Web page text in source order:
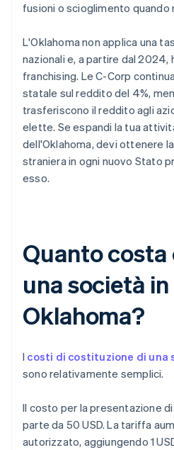
fusioni o scioglimento quando
L'Oklahoma non applica una
nazionali e, a partire dal 2024,
franchising. Le C-Corp
statale sul reddito del 4%,
trasferiscono il reddito agli
elette. Se espandi la tua
dell'Oklahoma, devi ottenere
straniera in ogni nuovo Stato
esso.
Quanto
una società in
Oklahoma?
I costi di costituzione di una
sono relativamente semplici.
Il costo per la presentazione
parte da 50 USD. La tariffa
autorizzato, aggiungendo 1